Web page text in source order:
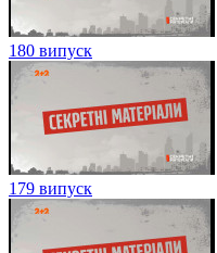
180 випуск
179 випуск